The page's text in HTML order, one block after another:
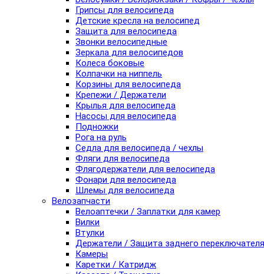
Грипсы для велосипеда
Детские кресла на велосипед
Защита для велосипеда
Звонки велосипедные
Зеркала для велосипедов
Колеса боковые
Колпачки на ниппель
Корзины для велосипеда
Крепежи / Держатели
Крылья для велосипеда
Насосы для велосипеда
Подножки
Рога на руль
Седла для велосипеда / чехлы
Фляги для велосипеда
Флягодержатели для велосипеда
Фонари для велосипеда
Шлемы для велосипеда
Велозапчасти
Велоаптечки / Заплатки для камер
Вилки
Втулки
Держатели / Защита заднего переключателя
Камеры
Каретки / Катридж